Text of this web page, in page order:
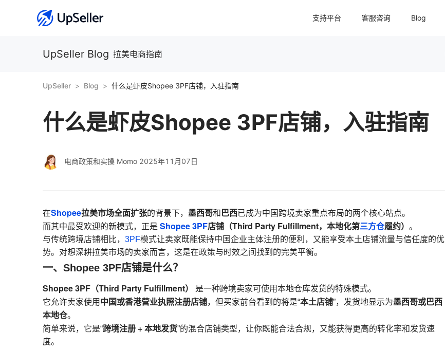
支持平台 客服咨询 Blog
UpSeller Blog 拉美电商指南
UpSeller Blog 什么是虾皮Shopee 3PF店铺，入驻指南
什么是虾皮Shopee 3PF店铺，入驻指南
电商政策和实操 Momo 2025年11月07日
在Shopee拉美市场全面扩张的背景下， 墨西哥和 巴西已成为中国跨境卖家重点布局的两个核心站点。
而其中最受欢迎的新模式，正是 Shopee 3PF店铺（Third Party Fulfillment，本地化第三方仓履约） 。
与传统跨境店铺相比， 3PF模式让卖家既能保持中国企业主体注册的便利，又能享受本土店铺流量与信任度的优
势。对想深耕拉美市场的卖家而言，这是在政策与时效之间找到的完美平衡。
一、Shopee 3PF店铺是什么？
Shopee 3PF（Third Party Fulfillment）
是一种跨境卖家可使用本地仓库发货的特殊模式。
它允许卖家使用 中国或香港营业执照注册店铺，但买家前台看到的将是“本土店铺”，发货地显示为墨西哥或巴西
本地仓。
简单来说，它是“跨境注册 + 本地发货”的混合店铺类型，让你既能合法合规，又能获得更高的转化率和发货速
度。